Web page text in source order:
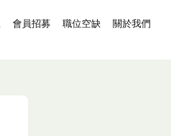
會員招募 職位空缺 關於我們